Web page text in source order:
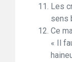
Les
sens
Ce
« Il